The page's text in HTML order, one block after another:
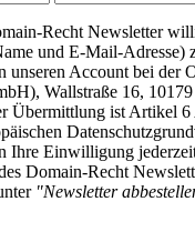
Recht Newsletter
und E-Mail-Adresse)
unseren Account bei der
Wallstraße 16,
Übermittlung ist Artikel 6
Ihre Einwilligung
Domain-Recht
"Newsletter